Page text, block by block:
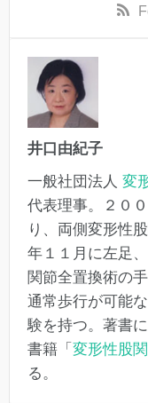
井口由紀子
一般社団法人 変
代表理事。２０
り、両側変形性
年１１月に左足
関節全置換術の
通常歩行が可能
験を持つ。著書
書籍「 変形性股
る。